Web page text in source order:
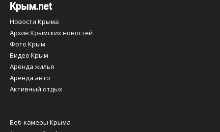
Крым.net
Новости Крыма
Архив Крымских новостей
Фото Крым
Видео Крым
Аренда жилья
Аренда авто
Активный отдых
Веб-камеры Крыма